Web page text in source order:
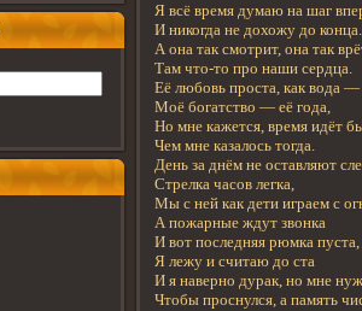
Я всё время думаю на шаг
И никогда не дохожу до конца.
А она так смотрит, она так
Там что-то про наши сердца.
Её любовь проста, как вода —
Моё богатство — её года,
Но мне кажется, время идёт
Чем мне казалось тогда.
День за днём не оставляют
Стрелка часов легка,
Мы с ней как дети играем с
А пожарные ждут звонка
И вот последняя рюмка пуста,
Я лежу и считаю до ста
И я наверно дурак, но мне
Чтобы проснулся, а память